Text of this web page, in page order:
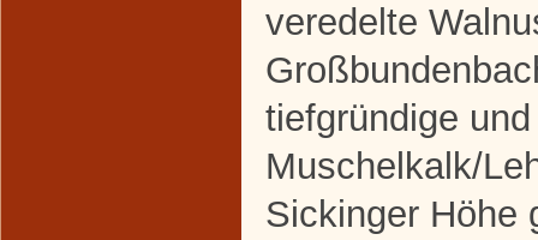
veredelte
tiefgründige
Muschelkalk/
Sickinger Höhe